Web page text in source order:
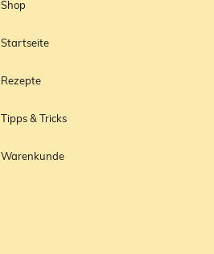
Shop
Startseite
Rezepte
Tipps & Tricks
Warenkunde